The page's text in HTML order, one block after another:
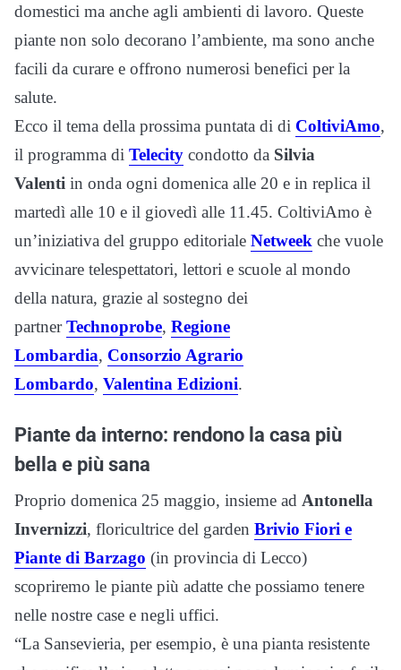
domestici ma anche agli ambienti di lavoro. Queste
piante non solo decorano l’ambiente, ma sono anche
facili da curare e offrono numerosi benefici per la
salute.
Ecco il tema della prossima puntata di di ColtiviAmo,
il programma di Telecity condotto da Silvia
Valenti in onda ogni domenica alle 20 e in replica il
martedì alle 10 e il giovedì alle 11.45. ColtiviAmo è
un’iniziativa del gruppo editoriale Netweek che vuole
avvicinare telespettatori, lettori e scuole al mondo
della natura, grazie al sostegno dei
partnerTechnoprobe, Regione
Lombardia, Consorzio Agrario
Lombardo, Valentina Edizioni.
Piante da interno: rendono la casa più
bella e più sana
Proprio domenica 25 maggio, insieme ad Antonella
Invernizzi, floricultrice del garden Brivio Fiori e
Piante di Barzago (in provincia di Lecco)
scopriremo le piante più adatte che possiamo tenere
nelle nostre case e negli uffici.
“La Sansevieria, per esempio, è una pianta resistente